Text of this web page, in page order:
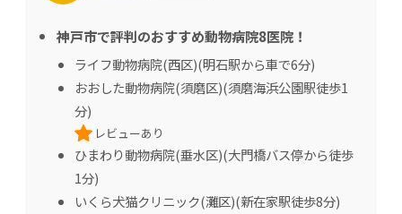
神戸市で評判のおすすめ動物病院8医院！
ライフ動物病院(西区)(明石駅から車で6分)
おおした動物病院(須磨区)(須磨海浜公園駅徒歩1
分)
レビューあり
ひまわり動物病院(垂水区)(大門橋バス停から徒歩
1分)
いくら犬猫クリニック(灘区)(新在家駅徒歩8分)